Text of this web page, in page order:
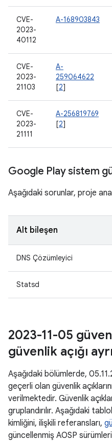
CVE-
2023-
40112
A-168903843
CVE-
2023-
21103
A-
259064622
[2]
CVE-
2023-
21111
A-256819769
[2]
Google Play sistem
Aşağıdaki sorunlar, proje
Alt bileşen
DNS Çözümleyici
Statsd
2023-11-05
güvenlik açığı
Aşağıdaki bölümlerde,
geçerli olan güvenlik
verilmektedir. Güvenlik
gruplandırılır. Aşağıdaki
kimliğini, ilişkili referansları,
güncellenmiş AOSP